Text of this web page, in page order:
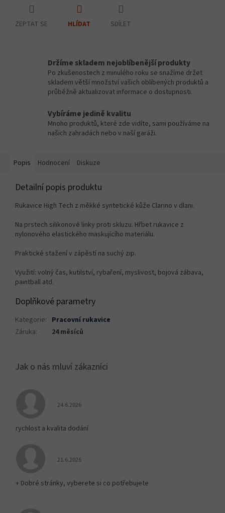
ZEPTAT SE HLÍDAT SDÍLET
Držíme skladem nejoblíbenější produkty
Po zkušenostech z minulého roku se snažíme držet
skladem větší množství vašich oblíbených produktů a
průběžně aktualizovat informace o dostupnosti.
Vybíráme jedině kvalitu
Mnoho produktů, které zde vidíte, sami používáme na
našich zahradách nebo v naší garáži.
Popis Hodnocení Diskuze
Detailní popis produktu
Rukavice High Tech z měkké syntetické kůže Clarino v dlani.
Na prstech silikonové linky proti skluzu. Hřbet rukavice z
nylonového elastického maskujícího materiálu.
Praktické stažení v zápěstí na suchý zip.
Využití: volný čas, kutilství, rybaření, myslivost, bojová zábava,
paintball atd.
Doplňkové parametry
Kategorie: Pracovní rukavice
Záruka: 24 měsíců
Hodnocení obchodu je 5 z 5 hvězdiček.
24.6.2026
rychlost a kvalita dodání
Hodnocení obchodu je 5 z 5 hvězdiček.
21.6.2026
+ Dobré stránky, vyberete si co potřebujete